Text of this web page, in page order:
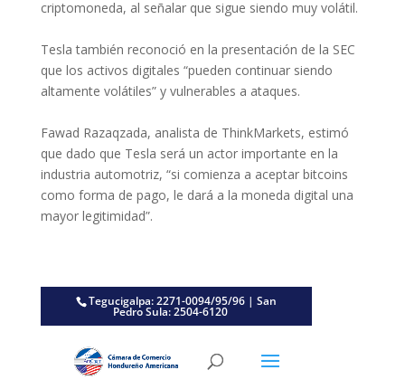
criptomoneda, al señalar que sigue siendo muy volátil.
Tesla también reconoció en la presentación de la SEC
que los activos digitales “pueden continuar siendo
altamente volátiles” y vulnerables a ataques.
Fawad Razaqzada, analista de ThinkMarkets, estimó
que dado que Tesla será un actor importante en la
industria automotriz, “si comienza a aceptar bitcoins
como forma de pago, le dará a la moneda digital una
mayor legitimidad”.